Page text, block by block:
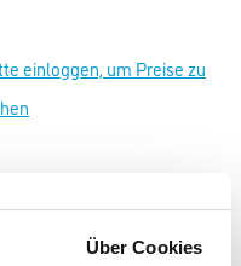
Über Cookies
einloggen, um Preise zu